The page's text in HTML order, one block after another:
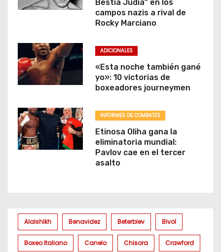
Bestia Judía” en los
campos nazis a rival de
Rocky Marciano
ADICIONALES
«Esta noche también gané
yo»: 10 victorias de
boxeadores journeymen
INFORMES DE COMBATES
Etinosa Oliha gana la
eliminatoria mundial:
Pavlov cae en el tercer
asalto
Alalshikh Benavidez Beterbiev Bivol
Boxeo Italiano Canelo Chisora Crawford